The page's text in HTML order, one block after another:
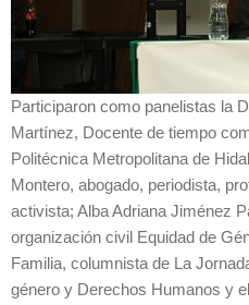
Participaron como panelistas la
Martínez, Docente de tiempo
Politécnica Metropolitana de
Montero, abogado, periodista,
activista; Alba Adriana Jiménez
organización civil Equidad de
Familia, columnista de La
género y Derechos Humanos y